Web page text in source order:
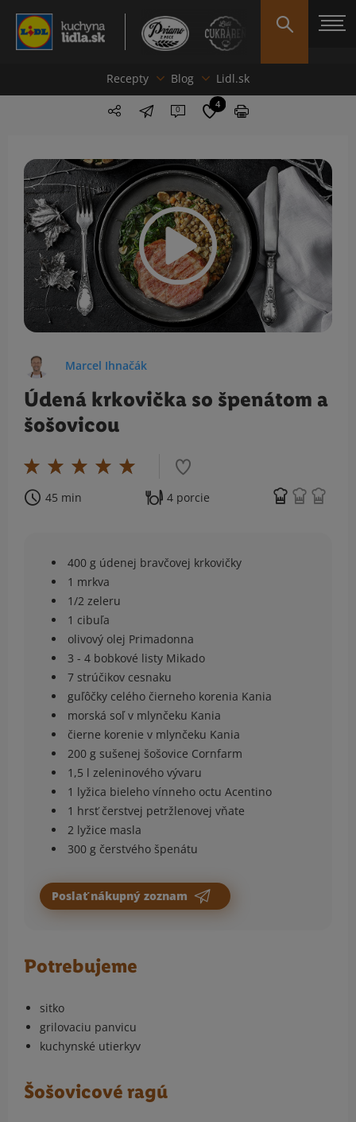
Recepty Blog Lidl.sk
0 4
Marcel Ihnačák
Údená krkovička so špenátom a
šošovicou
45 min 4 porcie
400 g údenej bravčovej krkovičky
1 mrkva
1/2 zeleru
1 cibuľa
olivový olej Primadonna
3 - 4 bobkové listy Mikado
7 strúčikov cesnaku
guľôčky celého čierneho korenia Kania
morská soľ v mlynčeku Kania
čierne korenie v mlynčeku Kania
200 g sušenej šošovice Cornfarm
1,5 l zeleninového vývaru
1 lyžica bieleho vínneho octu Acentino
1 hrsť čerstvej petržlenovej vňate
2 lyžice masla
300 g čerstvého špenátu
Poslať nákupný zoznam
Potrebujeme
sitko
grilovaciu panvicu
kuchynské utierkyv
Šošovicové ragú